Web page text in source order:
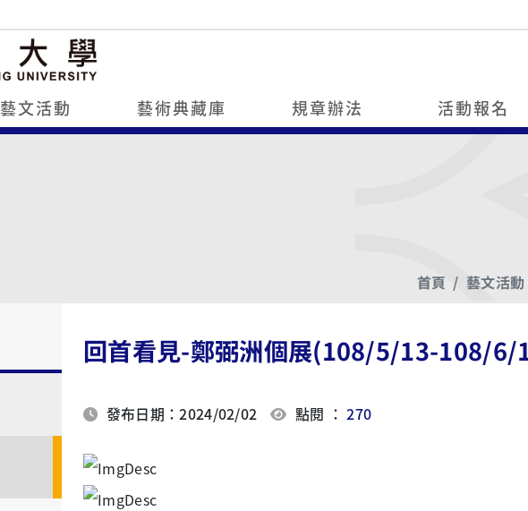
藝文活動 藝術典藏庫 規章辦法 活動報名
首頁 藝文活動
回首看見-鄭弼洲個展(108/5/13-108/6/
發布日期：2024/02/02 點閱 ：270